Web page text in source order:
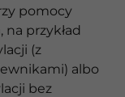
pomocy
na przykład
(z
albo
bez